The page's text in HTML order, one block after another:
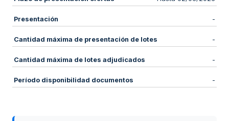
Presentación -
Cantidad máxima de presentación de lotes -
Cantidad máxima de lotes adjudicados -
Período disponibilidad documentos -